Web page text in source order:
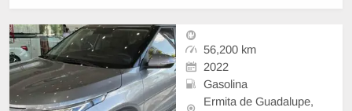
56,200 km
2022
Gasolina
Ermita de Guadalupe,